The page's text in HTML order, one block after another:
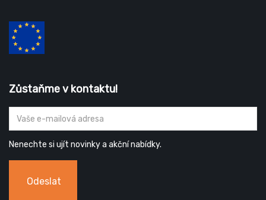
Zůstaňme v kontaktu!
Nenechte si ujít novinky a akční nabídky.
Odeslat